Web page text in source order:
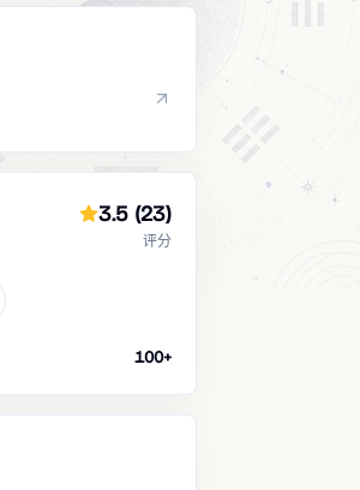
3.5 (23)
评分
100+